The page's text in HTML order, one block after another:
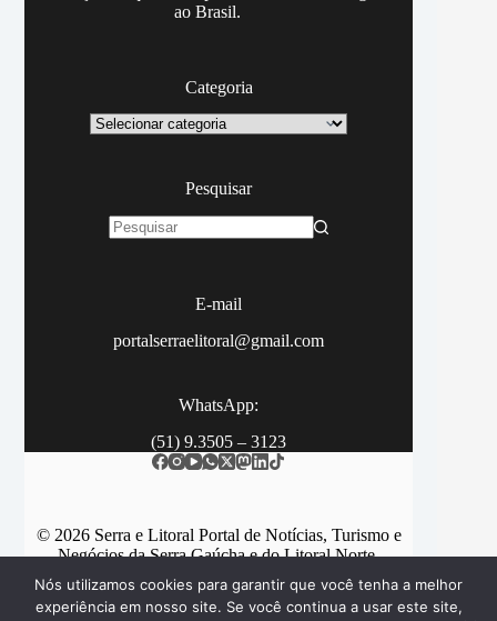
ao Brasil.
Categoria
Categoria
Pesquisar
E-mail
portalserraelitoral@gmail.com
WhatsApp:
(51) 9.3505 – 3123
© 2026 Serra e Litoral Portal de Notícias, Turismo e
Negócios da Serra Gaúcha e do Litoral Norte.
Nós utilizamos cookies para garantir que você tenha a melhor
experiência em nosso site. Se você continua a usar este site,